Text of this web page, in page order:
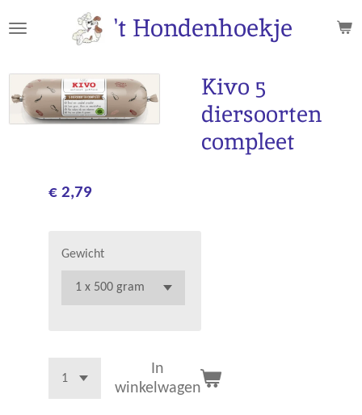
direct
de
hoofdinhoud
't Hondenhoekje
Kivo 5
diersoorten
compleet
€ 2,79
Gewicht
In
winkelwagen